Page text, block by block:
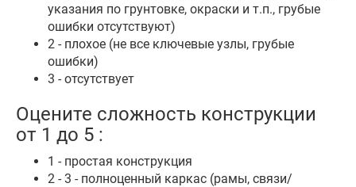
указания по грунтовке, окраски и т.п., грубые
ошибки отсутствуют)
2 - плохое (не все ключевые узлы, грубые
ошибки)
3 - отсутствует
Оцените сложность конструкции
от 1 до 5 :
1 - простая конструкция
2 - 3 - полноценный каркас (рамы, связи/